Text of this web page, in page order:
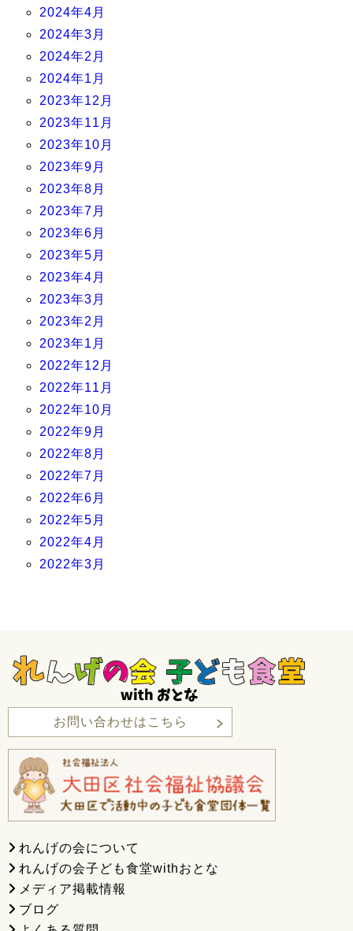
2024年4月
2024年3月
2024年2月
2024年1月
2023年12月
2023年11月
2023年10月
2023年9月
2023年8月
2023年7月
2023年6月
2023年5月
2023年4月
2023年3月
2023年2月
2023年1月
2022年12月
2022年11月
2022年10月
2022年9月
2022年8月
2022年7月
2022年6月
2022年5月
2022年4月
2022年3月
お問い合わせはこちら
れんげの会について
れんげの会子ども食堂withおとな
メディア掲載情報
ブログ